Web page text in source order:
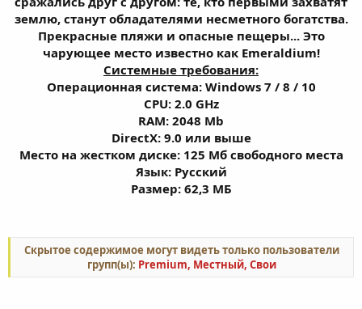
землю, станут обладателями несметного богатства.
Прекрасные пляжи и опасные пещеры... Это
чарующее место известно как Emeraldium!
Системные требования:
Операционная система: Windows 7 / 8 / 10
CPU: 2.0 GHz
RAM: 2048 Mb
DirectX: 9.0 или выше
Место на жестком диске: 125 Мб свободного места
Язык: Русский
Размер: 62,3 МБ
Скрытое содержимое могут видеть только пользователи
групп(ы): Premium, Местный, Свои